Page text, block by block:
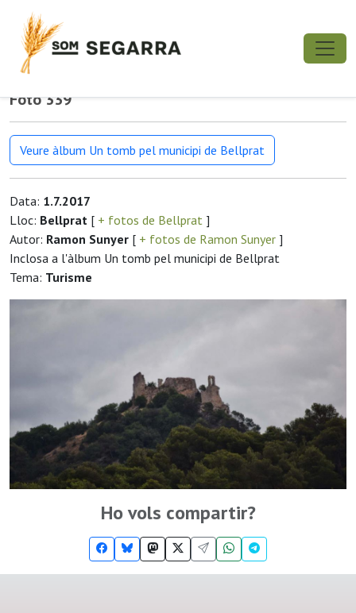
Foto 339
Veure àlbum Un tomb pel municipi de Bellprat
Data: 1.7.2017
Lloc: Bellprat [ + fotos de Bellprat ]
Autor: Ramon Sunyer [ + fotos de Ramon Sunyer ]
Inclosa a l'àlbum Un tomb pel municipi de Bellprat
Tema: Turisme
Ho vols compartir?